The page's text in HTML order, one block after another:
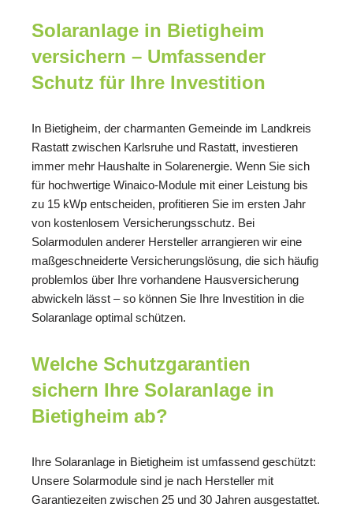
Solaranlage in Bietigheim
versichern – Umfassender
Schutz für Ihre Investition
In Bietigheim, der charmanten Gemeinde im Landkreis
Rastatt zwischen Karlsruhe und Rastatt, investieren
immer mehr Haushalte in Solarenergie. Wenn Sie sich
für hochwertige Winaico-Module mit einer Leistung bis
zu 15 kWp entscheiden, profitieren Sie im ersten Jahr
von kostenlosem Versicherungsschutz. Bei
Solarmodulen anderer Hersteller arrangieren wir eine
maßgeschneiderte Versicherungslösung, die sich häufig
problemlos über Ihre vorhandene Hausversicherung
abwickeln lässt – so können Sie Ihre Investition in die
Solaranlage optimal schützen.
Welche Schutzgarantien
sichern Ihre Solaranlage in
Bietigheim ab?
Ihre Solaranlage in Bietigheim ist umfassend geschützt:
Unsere Solarmodule sind je nach Hersteller mit
Garantiezeiten zwischen 25 und 30 Jahren ausgestattet.